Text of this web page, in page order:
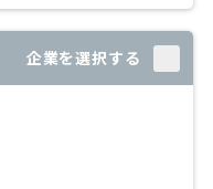
企業を選択する